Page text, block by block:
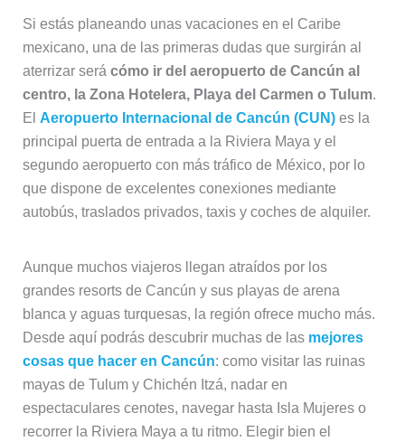
Si estás planeando unas vacaciones en el Caribe
mexicano, una de las primeras dudas que surgirán al
aterrizar será cómo ir del aeropuerto de Cancún al
centro, la Zona Hotelera, Playa del Carmen o Tulum.
El Aeropuerto Internacional de Cancún (CUN)es la
principal puerta de entrada a la Riviera Maya y el
segundo aeropuerto con más tráfico de México, por lo
que dispone de excelentes conexiones mediante
autobús, traslados privados, taxis y coches de alquiler.
Aunque muchos viajeros llegan atraídos por los
grandes resorts de Cancún y sus playas de arena
blanca y aguas turquesas, la región ofrece mucho más.
Desde aquí podrás descubrir muchas de las mejores
cosas que hacer en Cancún: como visitar las ruinas
mayas de Tulum y Chichén Itzá, nadar en
espectaculares cenotes, navegar hasta Isla Mujeres o
recorrer la Riviera Maya a tu ritmo. Elegir bien el